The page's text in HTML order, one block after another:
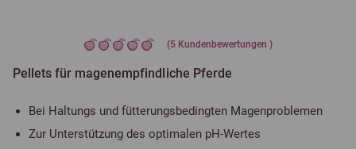
(5 Kundenbewertungen )
Pellets für magenempfindliche Pferde
Bei Haltungs und fütterungsbedingten Magenproblemen
Zur Unterstützung des optimalen pH-Wertes